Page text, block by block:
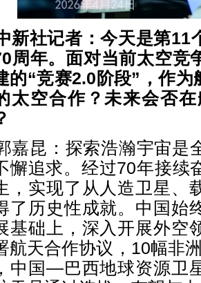
新社记者：今天是第11
周年。面对当前太空竞
的“竞赛2.0阶段”，作
太空合作？未来会否
嘉昆：探索浩瀚宇宙是
懈追求。经过70年接续
，实现了从人造卫星、
了历史性成就。中国始
基础上，深入开展外空
航天合作协议，10幅非
中国—巴西地球资源卫